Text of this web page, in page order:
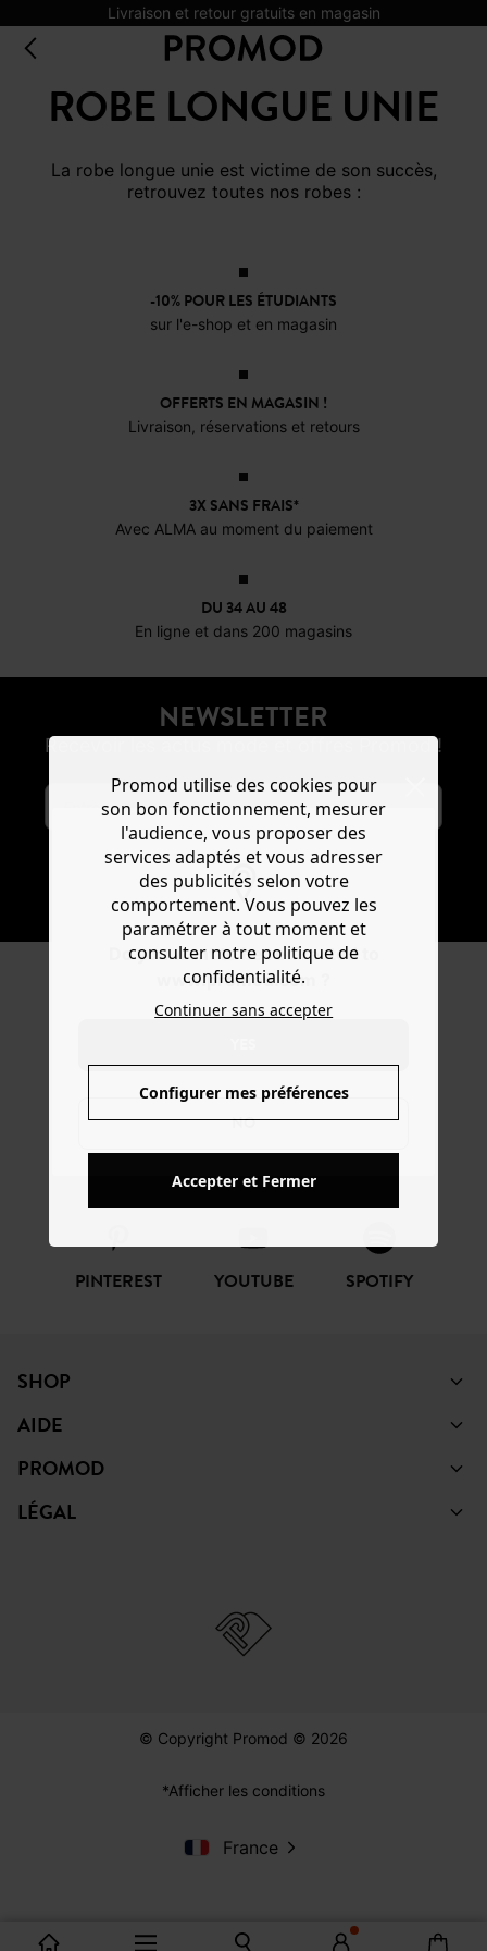
Livraison et retour gratuits en magasin
Do you want to be redirected to
www.promod.com ?
NO
ROBE LONGUE UNIE
La robe longue unie est victime de son succès,
retrouvez toutes nos robes :
-10% POUR LES ÉTUDIANTS
sur l'e-shop et en magasin
OFFERTS EN MAGASIN !
Livraison, réservations et retours
3X SANS FRAIS*
Avec ALMA au moment du paiement
DU 34 AU 48
En ligne et dans 200 magasins
NEWSLETTER
Recevoir les actus mode et offres Promod !
S'ABONNER
REJOIGNEZ LA
PINTEREST YOUTUBE SPOTIFY
SHOP
AIDE
PROMOD
LÉGAL
© Copyright Promod © 2026
*Afficher les conditions
France
Promod utilise des cookies pour
son bon fonctionnement, mesurer
l'audience, vous proposer des
services adaptés et vous adresser
des publicités selon votre
comportement. Vous pouvez les
paramétrer à tout moment et
consulter notre politique de
confidentialité.
Continuer sans accepter
Configurer mes préférences
Accepter et Fermer